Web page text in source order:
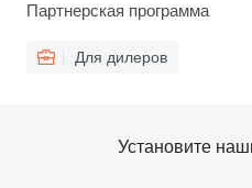
Партнерская программа
Для дилеров
Установите